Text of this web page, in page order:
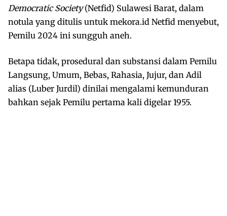
Democratic Society(Netfid) Sulawesi Barat, dalam
notula yang ditulis untuk mekora.id Netfid menyebut,
Pemilu 2024 ini sungguh aneh.
Betapa tidak, prosedural dan substansi dalam Pemilu
Langsung, Umum, Bebas, Rahasia, Jujur, dan Adil
alias (Luber Jurdil) dinilai mengalami kemunduran
bahkan sejak Pemilu pertama kali digelar 1955.